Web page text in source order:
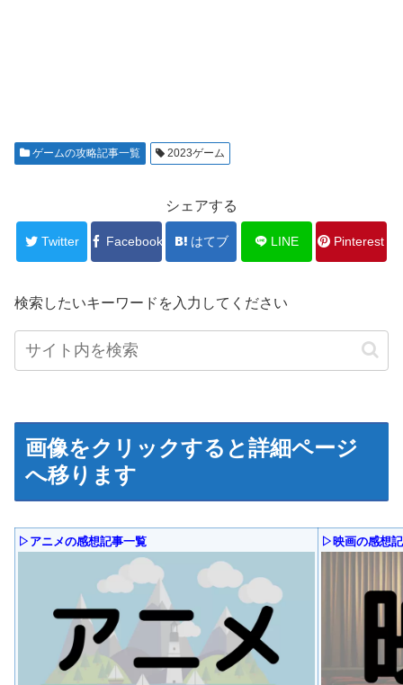
ゲームの攻略記事一覧 2023ゲーム
シェアする
Twitter Facebook はてブ LINE Pinterest
検索したいキーワードを入力してください
画像をクリックすると詳細ページ
へ移ります
▷アニメの感想記事一覧 ▷映画の感想